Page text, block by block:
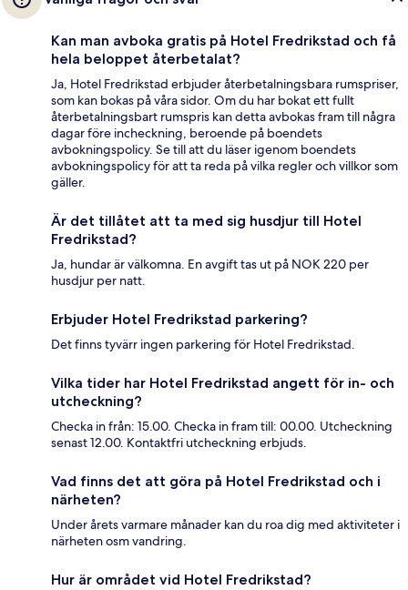
Kan man avboka gratis på Hotel Fredrikstad och få
hela beloppet återbetalat?
Ja, Hotel Fredrikstad erbjuder återbetalningsbara rumspriser,
som kan bokas på våra sidor. Om du har bokat ett fullt
återbetalningsbart rumspris kan detta avbokas fram till några
dagar före incheckning, beroende på boendets
avbokningspolicy. Se till att du läser igenom boendets
avbokningspolicy för att ta reda på vilka regler och villkor som
gäller.
Är det tillåtet att ta med sig husdjur till Hotel
Fredrikstad?
Ja, hundar är välkomna. En avgift tas ut på NOK 220 per
husdjur per natt.
Erbjuder Hotel Fredrikstad parkering?
Det finns tyvärr ingen parkering för Hotel Fredrikstad.
Vilka tider har Hotel Fredrikstad angett för in- och
utcheckning?
Checka in från: 15.00. Checka in fram till: 00.00. Utcheckning
senast 12.00. Kontaktfri utcheckning erbjuds.
Vad finns det att göra på Hotel Fredrikstad och i
närheten?
Under årets varmare månader kan du roa dig med aktiviteter i
närheten osm vandring.
Hur är området vid Hotel Fredrikstad?